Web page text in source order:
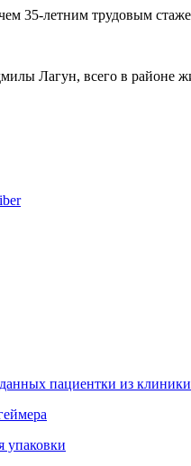
35-летним трудовым
Лагун, всего в районе
пациентки из клиники
упаковки